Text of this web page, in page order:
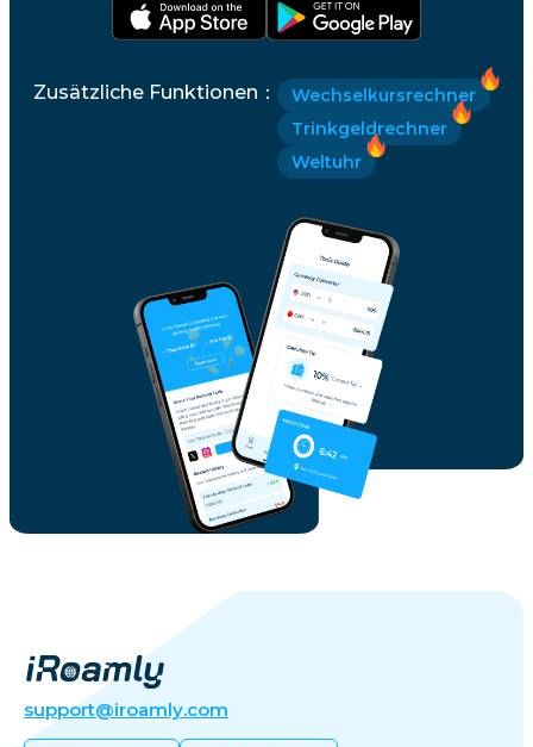
Zusätzliche Funktionen ：
Wechselkursrechner
Trinkgeldrechner
Weltuhr
support@iroamly.com